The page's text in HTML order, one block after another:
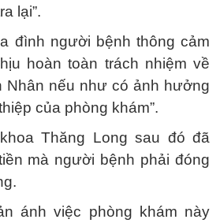
lại”.
đình người bệnh thông cảm
hoàn toàn trách nhiệm về
Nhân nếu như có ảnh hưởng
của phòng khám”.
Thăng Long sau đó đã
mà người bệnh phải đóng
ánh việc phòng khám này